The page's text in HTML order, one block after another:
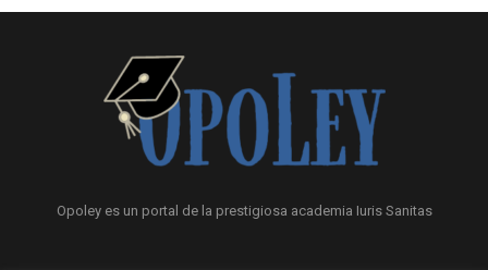
Opoley es un portal de la prestigiosa academia Iuris Sanitas